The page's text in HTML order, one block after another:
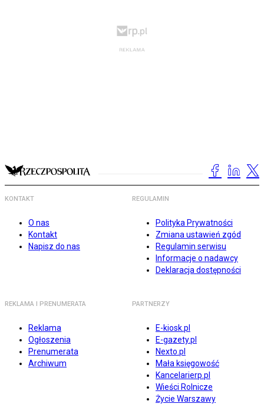
KONTAKT
O nas
Kontakt
Napisz do nas
REGULAMIN
Polityka Prywatności
Zmiana ustawień zgód
Regulamin serwisu
Informacje o nadawcy
Deklaracja dostępności
REKLAMA I PRENUMERATA
Reklama
Ogłoszenia
Prenumerata
Archiwum
PARTNERZY
E-kiosk.pl
E-gazety.pl
Nexto.pl
Mała księgowość
Kancelarierp.pl
Wieści Rolnicze
Życie Warszawy